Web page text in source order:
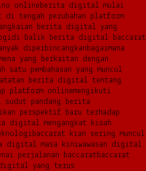
online berita digital mulai
di tengah perubahan platform
berita digital yang
di balik berita digital baccarat
diperbincangkan bagaimana
yang berkaitan dengan
satu pembahasan yang muncul
berita digital tentang
platform onlinemengikuti
sudut pandang berita
perspektif baru terhadap
digital mengangkat kisah
baccarat kian sering muncul
digital masa kiniwawasan digital
perjalanan baccaratbaccarat
digital yang terus